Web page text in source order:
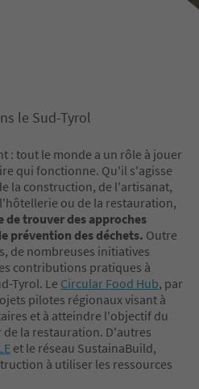
le Sud-Tyrol
: tout le monde a un rôle à jouer
qui fonctionne. Qu'il s'agisse
la construction, de l'artisanat,
ou de la restauration,
de trouver des approches
prévention des déchets. Outre
de nombreuses initiatives
contributions pratiques à
Tyrol. Le Circular Food Hub, par
pilotes régionaux visant à
et à atteindre l'objectif du
de la restauration. D'autres
et le réseau SustainaBuild,
à utiliser les ressources